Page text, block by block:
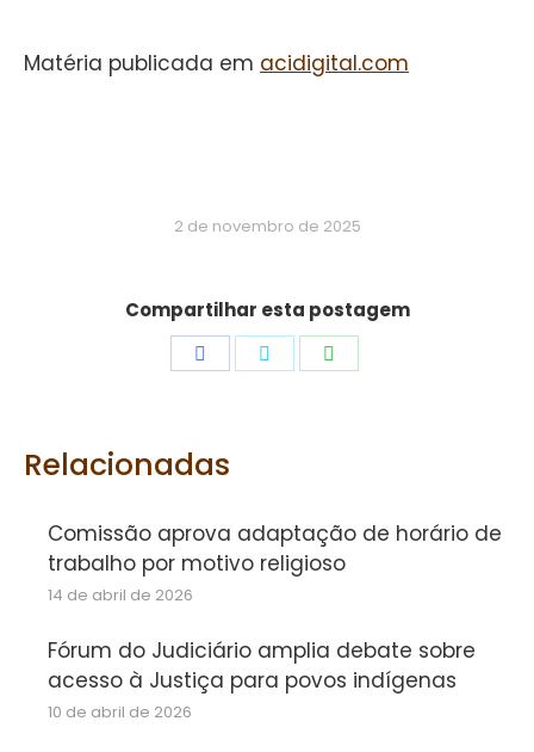
Matéria publicada em acidigital.com
2 de novembro de 2025
Compartilhar esta postagem
Relacionadas
Comissão aprova adaptação de horário de
trabalho por motivo religioso
14 de abril de 2026
Fórum do Judiciário amplia debate sobre
acesso à Justiça para povos indígenas
10 de abril de 2026